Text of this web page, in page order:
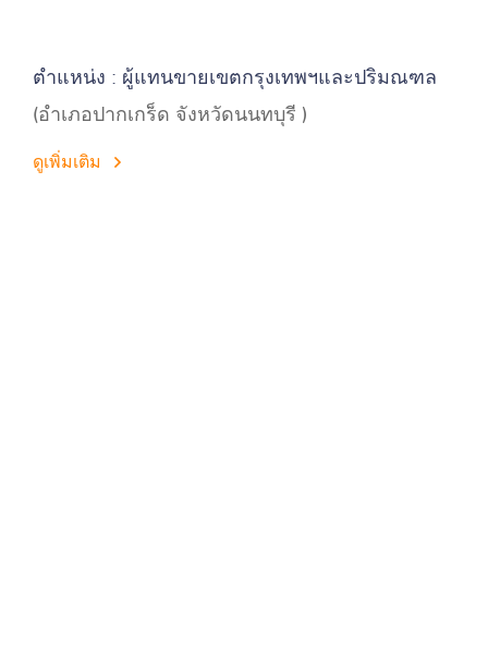
ตำแหน่ง : ผู้แทนขายเขตกรุงเทพฯและปริมณฑล
(อำเภอปากเกร็ด จังหวัดนนทบุรี )
ดูเพิ่มเติม